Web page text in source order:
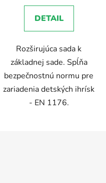
DETAIL
Rozširujúca sada k
základnej sade. Spĺňa
bezpečnostnú normu pre
zariadenia detských ihrísk
- EN 1176.